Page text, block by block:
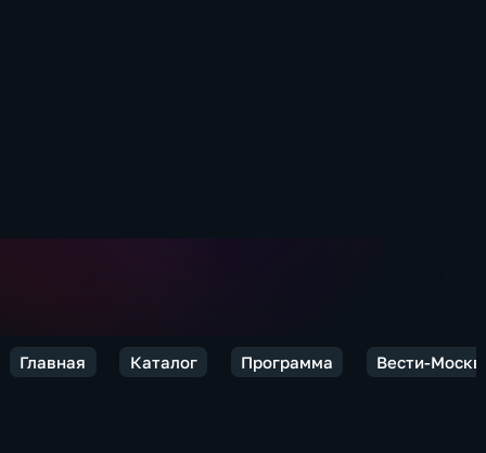
Главная Каталог Программа Вести-